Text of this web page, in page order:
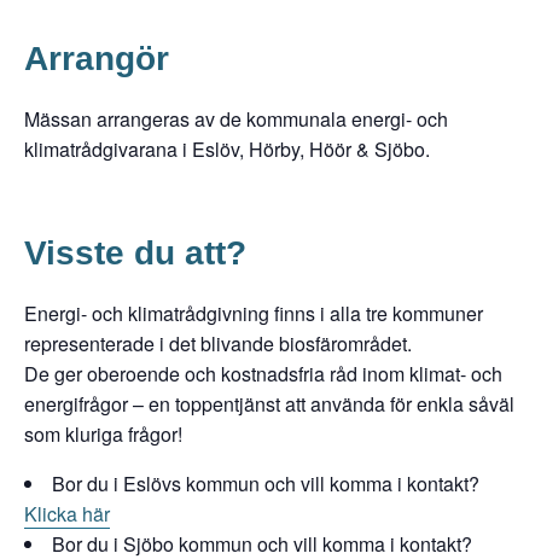
Arrangör
Mässan arrangeras av de kommunala energi- och
klimatrådgivarana i Eslöv, Hörby, Höör & Sjöbo.
Visste du att?
Energi- och klimatrådgivning finns i alla tre kommuner
representerade i det blivande biosfärområdet.
De ger oberoende och kostnadsfria råd inom klimat- och
energifrågor – en toppentjänst att använda för enkla såväl
som kluriga frågor!
Bor du i Eslövs kommun och vill komma i kontakt?
Klicka här
Bor du i Sjöbo kommun och vill komma i kontakt?